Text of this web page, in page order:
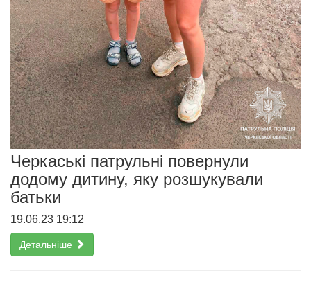
Черкаські патрульні повернули
додому дитину, яку розшукували
батьки
19.06.23 19:12
Детальніше